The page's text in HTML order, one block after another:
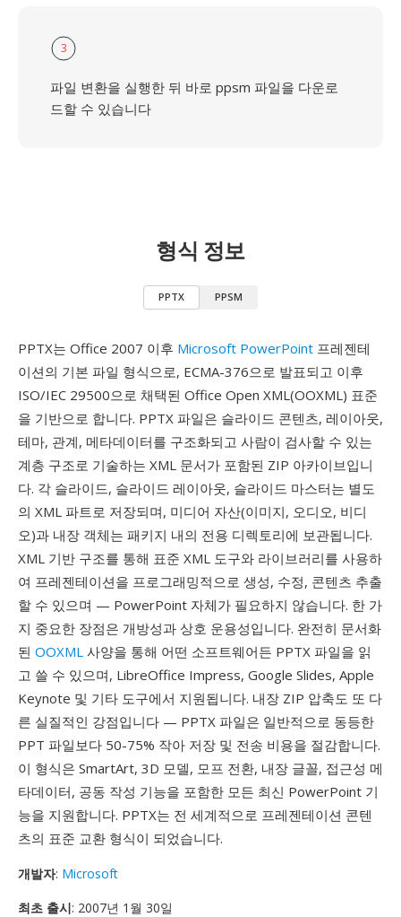
3
파일 변환을 실행한 뒤 바로 ppsm 파일을 다운로
드할 수 있습니다
형식 정보
PPTX PPSM
PPTX는 Office 2007 이후 Microsoft PowerPoint 프레젠테
이션의 기본 파일 형식으로, ECMA-376으로 발표되고 이후
ISO/IEC 29500으로 채택된 Office Open XML(OOXML) 표준
을 기반으로 합니다. PPTX 파일은 슬라이드 콘텐츠, 레이아웃,
테마, 관계, 메타데이터를 구조화되고 사람이 검사할 수 있는
계층 구조로 기술하는 XML 문서가 포함된 ZIP 아카이브입니
다. 각 슬라이드, 슬라이드 레이아웃, 슬라이드 마스터는 별도
의 XML 파트로 저장되며, 미디어 자산(이미지, 오디오, 비디
오)과 내장 객체는 패키지 내의 전용 디렉토리에 보관됩니다.
XML 기반 구조를 통해 표준 XML 도구와 라이브러리를 사용하
여 프레젠테이션을 프로그래밍적으로 생성, 수정, 콘텐츠 추출
할 수 있으며 — PowerPoint 자체가 필요하지 않습니다. 한 가
지 중요한 장점은 개방성과 상호 운용성입니다. 완전히 문서화
된 OOXML 사양을 통해 어떤 소프트웨어든 PPTX 파일을 읽
고 쓸 수 있으며, LibreOffice Impress, Google Slides, Apple
Keynote 및 기타 도구에서 지원됩니다. 내장 ZIP 압축도 또 다
른 실질적인 강점입니다 — PPTX 파일은 일반적으로 동등한
PPT 파일보다 50-75% 작아 저장 및 전송 비용을 절감합니다.
이 형식은 SmartArt, 3D 모델, 모프 전환, 내장 글꼴, 접근성 메
타데이터, 공동 작성 기능을 포함한 모든 최신 PowerPoint 기
능을 지원합니다. PPTX는 전 세계적으로 프레젠테이션 콘텐
츠의 표준 교환 형식이 되었습니다.
개발자: Microsoft
최초 출시: 2007년 1월 30일